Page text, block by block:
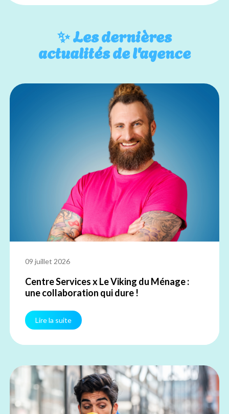
✨Les dernières
actualités de l'agence
09 juillet 2026
Centre Services x Le Viking du Ménage :
une collaboration qui dure !
Lire la suite